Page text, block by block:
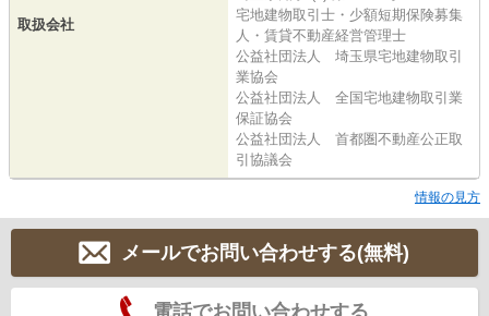
取扱会社
宅地建物取引士・少額短期保険募集
人・賃貸不動産経営管理士
公益社団法人 埼玉県宅地建物取引
業協会
公益社団法人 全国宅地建物取引業
保証協会
公益社団法人 首都圏不動産公正取
引協議会
情報の見方
メールでお問い合わせする(無料)